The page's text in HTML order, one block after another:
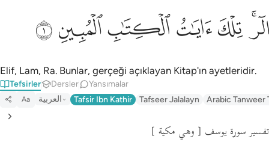
الر تلك ايات الكتاب المبين ١
الٓر ۚ تِلْكَ ءَايَـٰتُ ٱلْكِتَـٰبِ ٱلْمُبِينِ ١
ﲒﲓﲔﲕﲖﲗﲘ
Elif, Lam, Ra. Bunlar, gerçeği açıklayan Kitap'ın ayetleridir.
Tefsirler Dersler Yansımalar
Aa العربية Tafsir Ibn Kathir Tafseer Jalalayn Arabic Tanweer
تفسير سورة يوسف [ وهي مكية ]